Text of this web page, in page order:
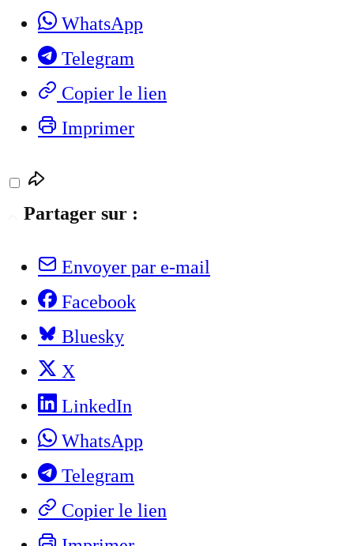
WhatsApp
Telegram
Copier le lien
Imprimer
Partager sur :
Envoyer par e-mail
Facebook
Bluesky
X
LinkedIn
WhatsApp
Telegram
Copier le lien